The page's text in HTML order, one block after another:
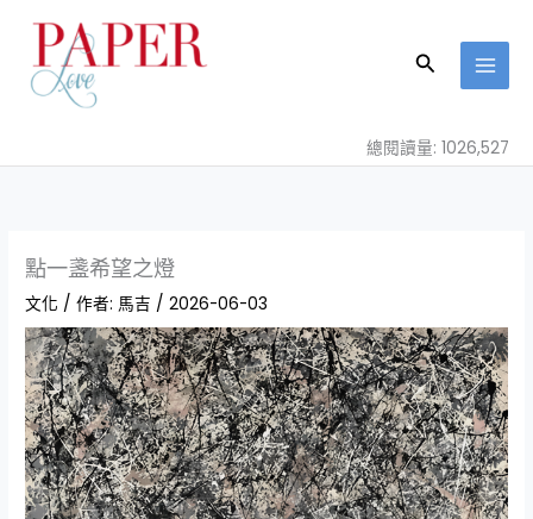
容
搜
總閱讀量: 1026,527
點一盞希望之燈
文化 / 作者: 馬吉 /2026-06-03